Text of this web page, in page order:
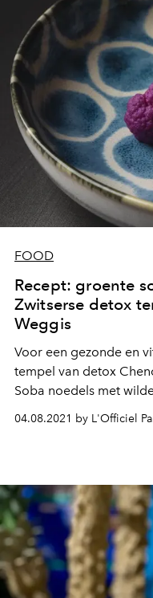
FOOD
Recept: groente
Zwitserse detox
Weggis
Voor een gezonde en
tempel van detox
Soba noedels met
gekonfijte
een regenboog aan
04.08.2021 by L'Officiel